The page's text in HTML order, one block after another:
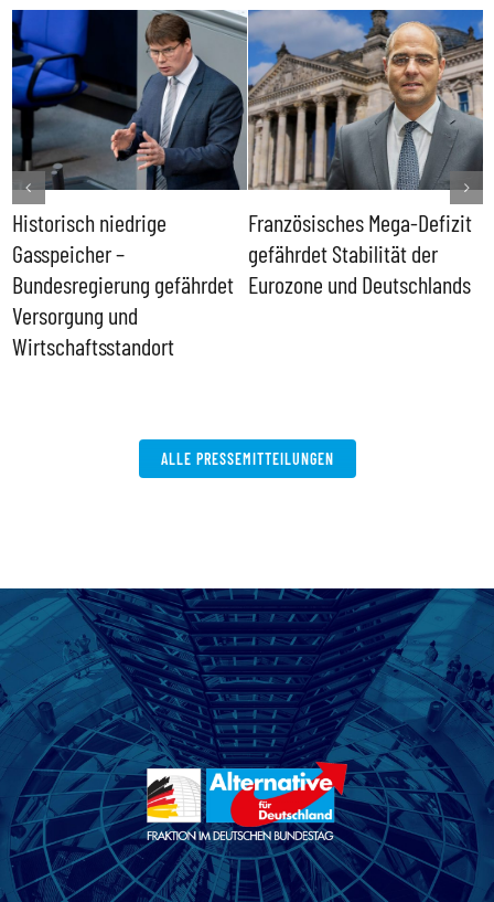
Historisch niedrige
Gasspeicher –
Bundesregierung gefährdet
Versorgung und
Wirtschaftsstandort
Französisches Mega-Defizit
gefährdet Stabilität der
Eurozone und Deutschlands
ALLE PRESSEMITTEILUNGEN